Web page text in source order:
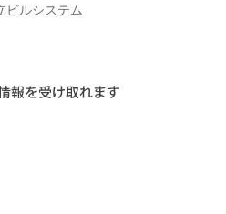
ルシステム